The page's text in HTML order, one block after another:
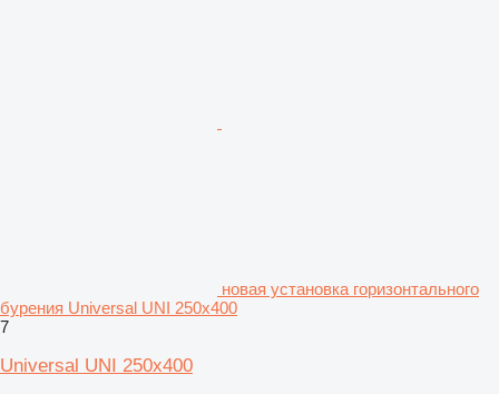
новая установка горизонтального
бурения Universal UNI 250x400
7
Universal UNI 250x400